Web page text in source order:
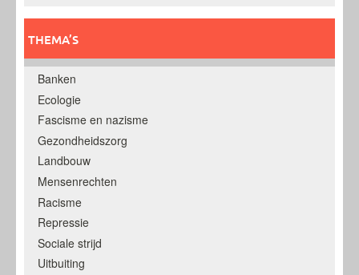
THEMA’S
Banken
Ecologie
Fascisme en nazisme
Gezondheidszorg
Landbouw
Mensenrechten
Racisme
Repressie
Sociale strijd
Uitbuiting